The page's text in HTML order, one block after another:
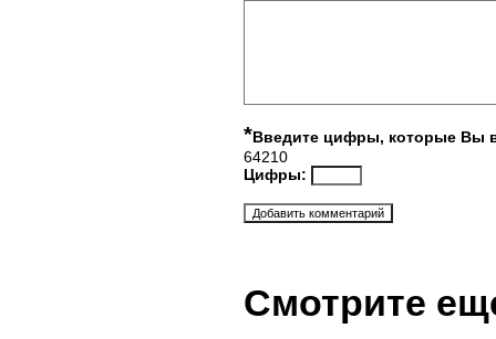
*Введите цифры, которые Вы
64210
Цифры:
Смотрите